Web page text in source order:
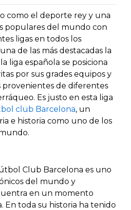
como el deporte rey y una
populares del mundo con
ligas en todos los
de las más destacadas la
liga española se posiciona
por sus grades equipos y
provenientes de diferentes
Es justo en esta liga
club Barcelona, un
e historia como uno de los
Club Barcelona es uno
del mundo y
en un momento
En toda su historia ha tenido